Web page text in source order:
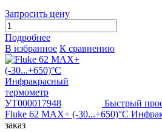
Запросить цену
Подробнее
В избранное К сравнению
Быстрый
Fluke 62 MAX+ (-30...+650)°С
заказ